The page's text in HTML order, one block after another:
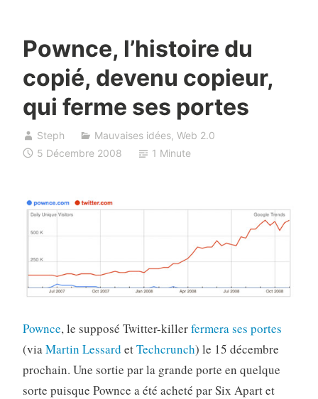
Pownce, l’histoire du
copié, devenu copieur,
qui ferme ses portes
Steph Mauvaises idées, Web 2.0
5 Décembre 2008
1 Minute
Pownce, le supposé Twitter-killerfermera ses portes
(viaMartin Lessard etTechcrunch) le 15 décembre
prochain. Une sortie par la grande porte en quelque
sorte puisque Pownce a été acheté par Six Apart et